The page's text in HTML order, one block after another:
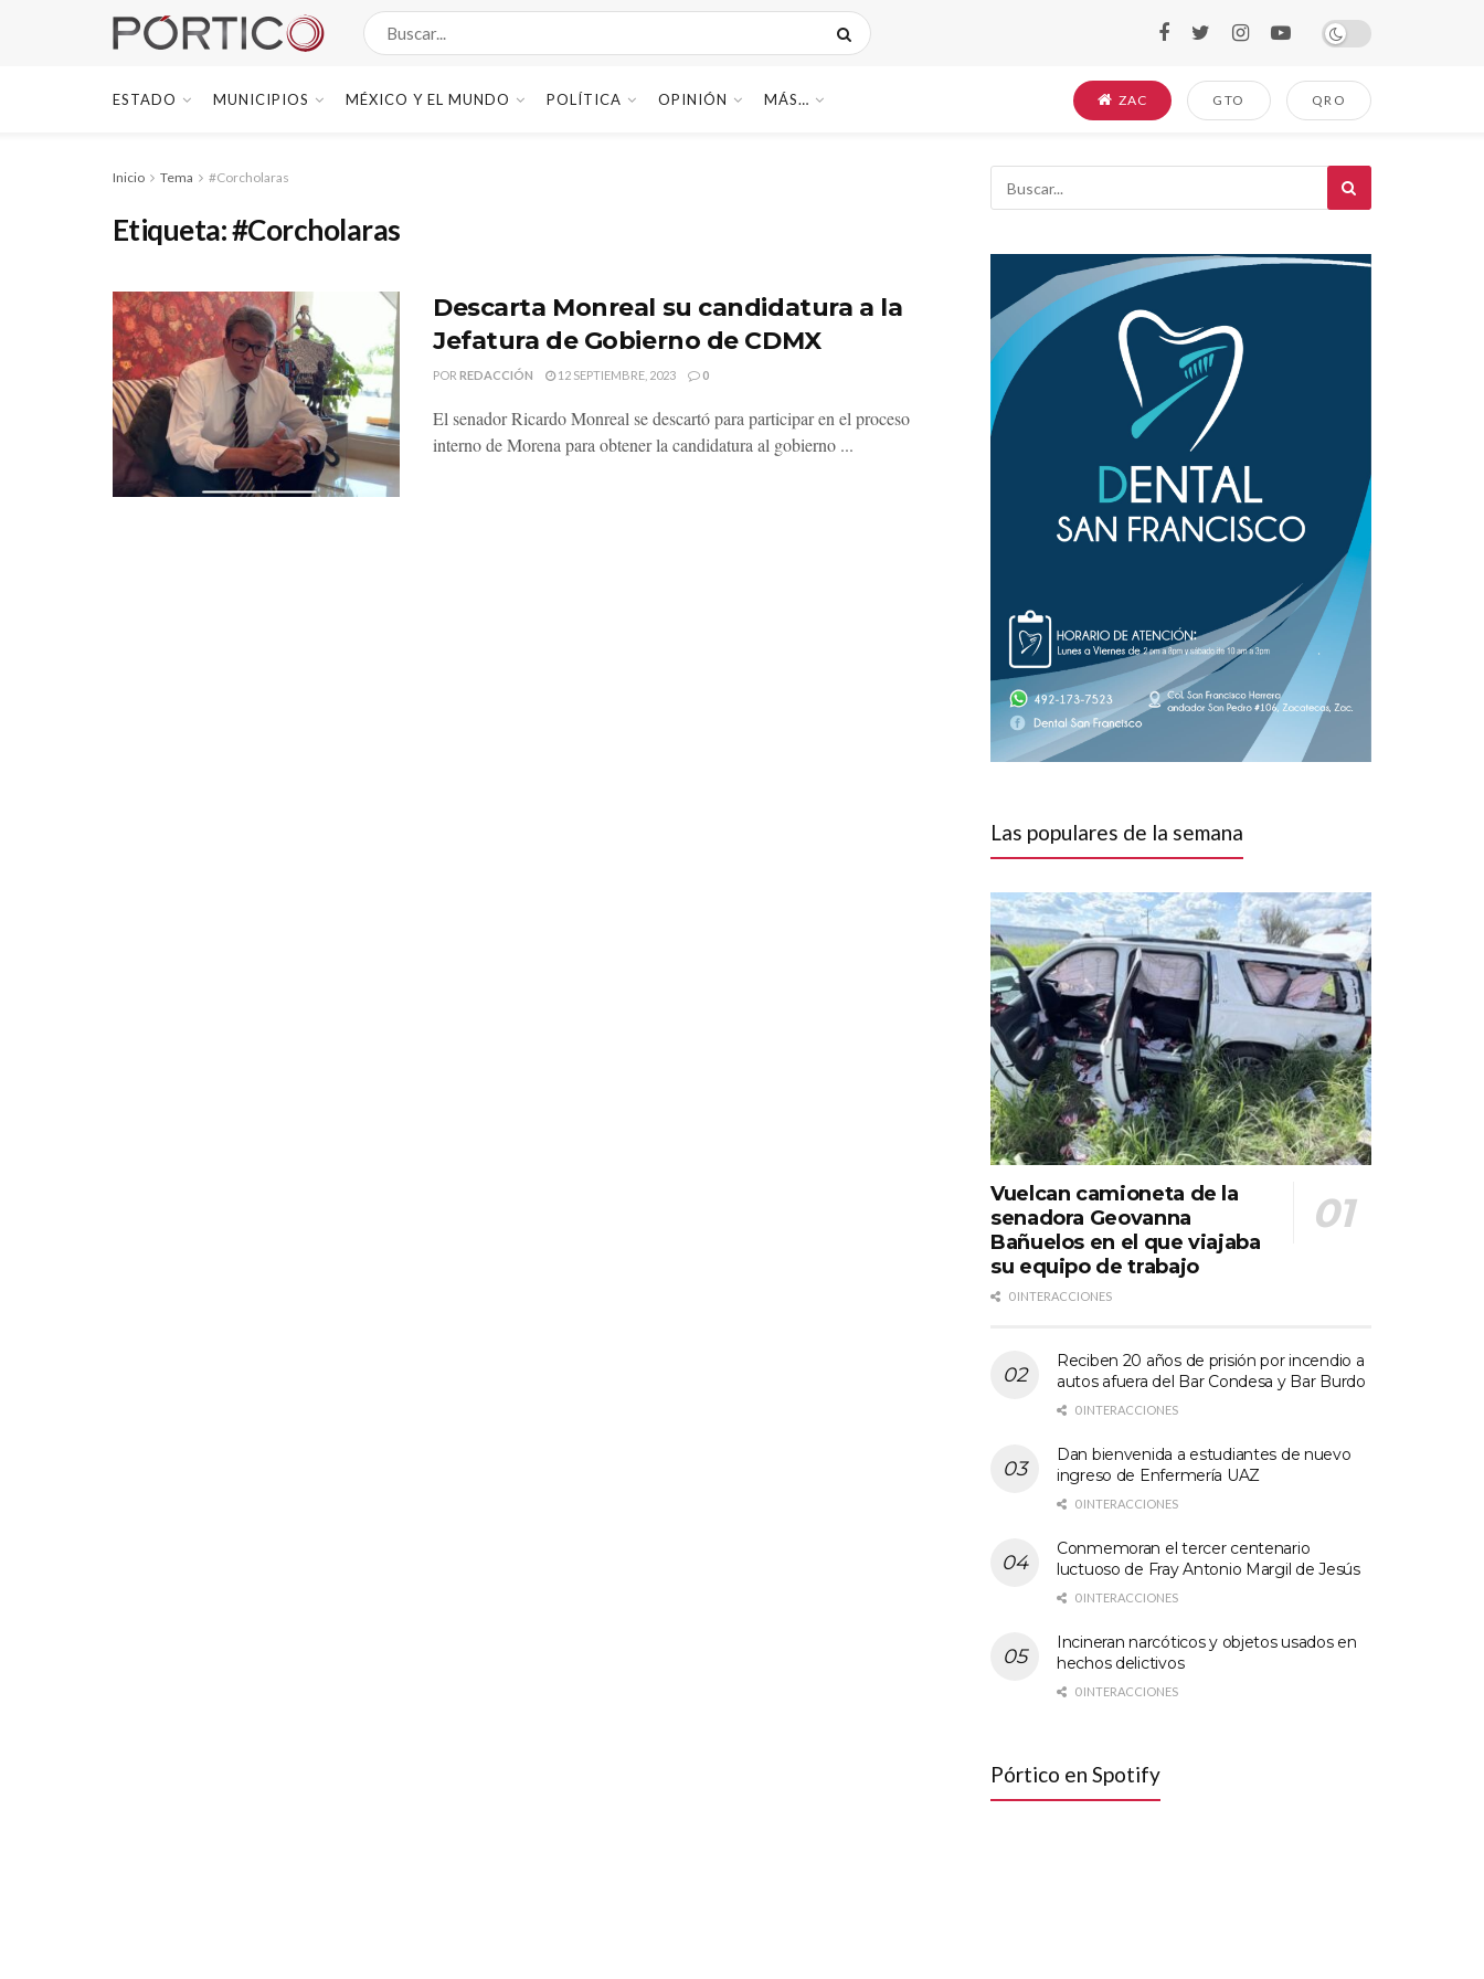
ESTADO MUNICIPIOS MÉXICO Y EL MUNDO POLÍTICA OPINIÓN MÁS… ZAC GTO QRO
Inicio Tema #Corcholaras
Etiqueta:#Corcholaras
Descarta Monreal su candidatura a la
Jefatura de Gobierno de CDMX
POR REDACCIÓN 12 SEPTIEMBRE, 2023 0
El senador Ricardo Monreal se descartó para participar en el proceso
interno de Morena para obtener la candidatura al gobierno ...
Las populares de la semana
Vuelcan camioneta de la
senadora Geovanna
Bañuelos en el que viajaba
su equipo de trabajo
0 INTERACCIONES
Reciben 20 años de prisión por incendio a
autos afuera del Bar Condesa y Bar Burdo
0 INTERACCIONES
Dan bienvenida a estudiantes de nuevo
ingreso de Enfermería UAZ
0 INTERACCIONES
Conmemoran el tercer centenario
luctuoso de Fray Antonio Margil de Jesús
0 INTERACCIONES
Incineran narcóticos y objetos usados en
hechos delictivos
0 INTERACCIONES
Pórtico en Spotify